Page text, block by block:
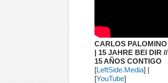
CARLOS PALOMINO
| 15 JAHRE BEI DIR //
15 AÑOS CONTIGO
[LeftSide.Media] |
[YouTube]